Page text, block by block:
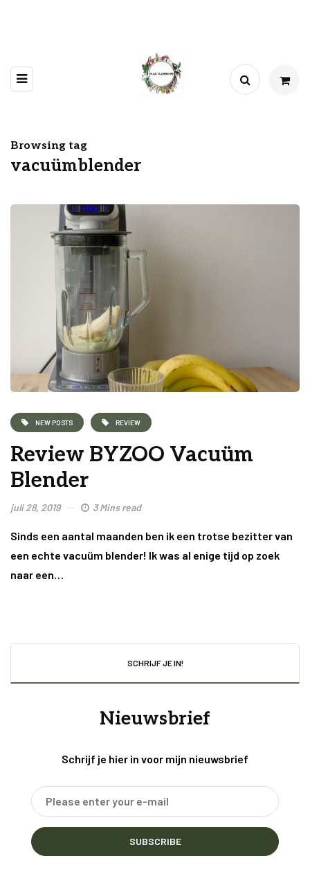
Browsing tag
vacuümblender
NEW POSTS REVIEW
Review BYZOO Vacuüm
Blender
juli 28, 2019 3 Mins read
Sinds een aantal maanden ben ik een trotse bezitter van
een echte vacuüm blender! Ik was al enige tijd op zoek
naar een…
SCHRIJF JE IN!
Nieuwsbrief
Schrijf je hier in voor mijn nieuwsbrief
SUBSCRIBE